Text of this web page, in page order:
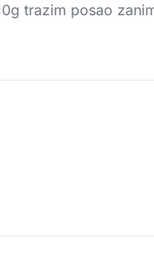
trazim posao